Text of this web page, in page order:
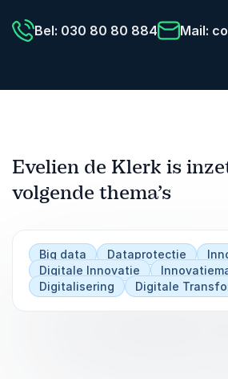
Bel: 030 80 80 884 Mail:
Evelien de Klerk is
volgende thema’s
Big data Dataprotectie
Digitale Innovatie
Digitalisering
Digitale